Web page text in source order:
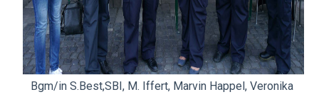
Bgm/in S.Best,SBI, M. Iffert, Marvin Happel, Veronika